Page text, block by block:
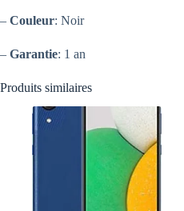
– Couleur: Noir
– Garantie: 1 an
Produits similaires